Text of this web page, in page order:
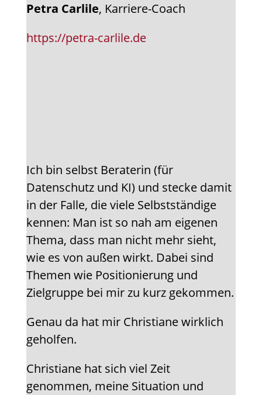
Petra Carlile, Karriere-Coach
https://petra-carlile.de
Ich bin selbst Beraterin (für
Datenschutz und KI) und stecke damit
in der Falle, die viele Selbstständige
kennen: Man ist so nah am eigenen
Thema, dass man nicht mehr sieht,
wie es von außen wirkt. Dabei sind
Themen wie Positionierung und
Zielgruppe bei mir zu kurz gekommen.
Genau da hat mir Christiane wirklich
geholfen.
Christiane hat sich viel Zeit
genommen, meine Situation und